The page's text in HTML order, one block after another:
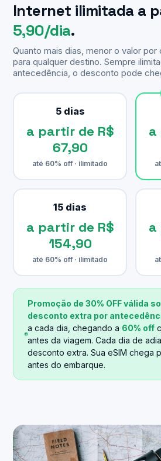
Internet ilimitada a
5,90/dia.
Quanto mais dias, menor o valor
para qualquer destino. Sempre
antecedência, o desconto pode
5 dias
a partir de R$
67,90
até 60% off · ilimitado
a
15 dias
a partir de R$
154,90
até 60% off · ilimitado
a
Promoção de 30% OFF válida
desconto extra por
a cada dia, chegando a 60% off
antes da viagem. Cada dia de
desconto extra. Sua eSIM chega
antes do embarque.